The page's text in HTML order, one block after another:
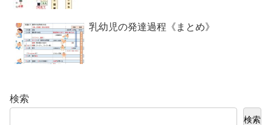
乳幼児の発達過程《まとめ》
検索
検索